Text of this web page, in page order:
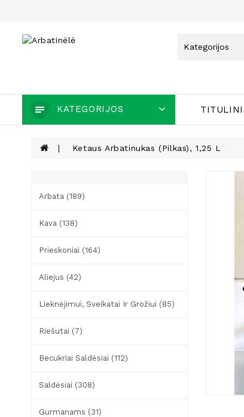
KATEGORIJOS
Ketaus Arbatinukas (pilkas), 1,25 L
Arbata (189)
Kava (138)
Prieskoniai (164)
Aliejus (42)
Lieknėjimui, Sveikatai Ir Grožiui (85)
Riešutai (7)
Becukriai Saldėsiai (112)
Saldėsiai (308)
Gurmanams (31)